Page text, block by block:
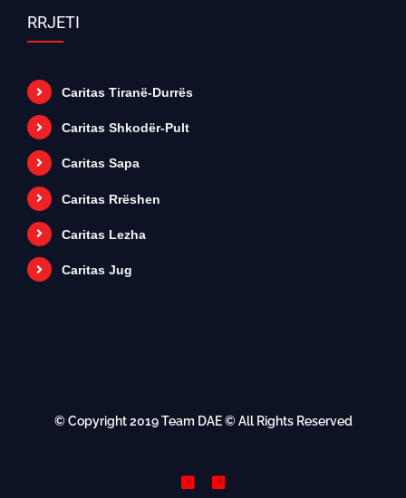
RRJETI
Caritas Tiranë-Durrës
Caritas Shkodër-Pult
Caritas Sapa
Caritas Rrëshen
Caritas Lezha
Caritas Jug
© Copyright 2019Team DAE© All Rights Reserved
InstagramInstagram